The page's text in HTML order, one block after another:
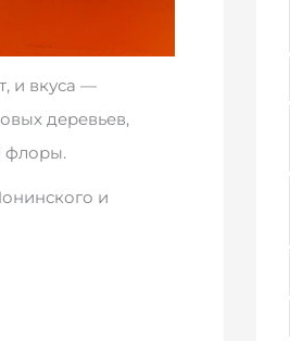
и вкуса —
деревьев,
флоры.
и